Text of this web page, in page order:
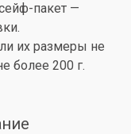
пакет —
их размеры не
более 200 г.